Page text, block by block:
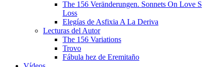
The 156 Veränderungen. Sonnets On Love S
Loss
Elegías de Asfixia A La Deriva
Lecturas del Autor
The 156 Variations
Trovo
Fábula hez de Eremitaño